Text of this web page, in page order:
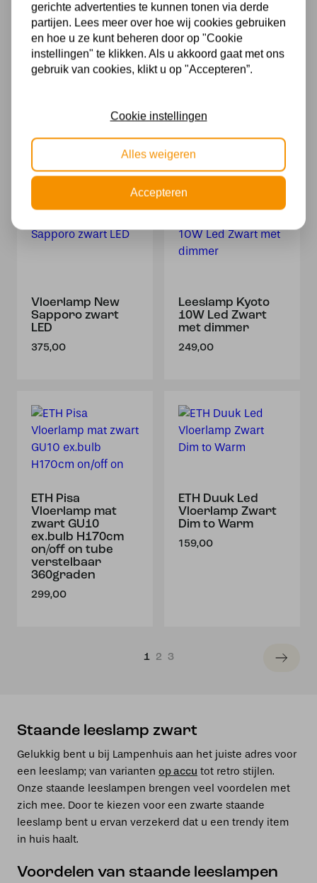
ETH Kim
Lucide GILLY –
LED Dimb. – 1x3W
119,95
Vloerlamp New
Sapporo zwart
LED
375,00
Leeslamp Kyoto
10W Led Zwart
met dimmer
249,00
ETH Pisa
Vloerlamp mat
zwart GU10
ex.bulb H170cm
on/off on tube
verstelbaar
360graden
299,00
ETH Duuk Led
Vloerlamp Zwart
Dim to Warm
159,00
1 2 3
Staande leeslamp zwart
Gelukkig bent u bij Lampenhuis aan het juiste adres voor
een leeslamp; van varianten op accu tot retro stijlen.
Onze staande leeslampen brengen veel voordelen met
zich mee. Door te kiezen voor een zwarte staande
leeslamp bent u ervan verzekerd dat u een trendy item
in huis haalt.
Voordelen van staande leeslampen
gerichte advertenties te kunnen tonen via derde
partijen. Lees meer over hoe wij cookies gebruiken
en hoe u ze kunt beheren door op "Cookie
instellingen" te klikken. Als u akkoord gaat met ons
gebruik van cookies, klikt u op "Accepteren”.
Cookie instellingen
Alles weigeren
Accepteren